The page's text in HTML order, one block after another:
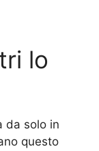
lo
da solo in
questo